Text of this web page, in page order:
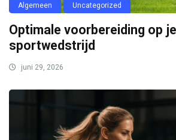
Algemeen Uncategorized
Optimale voorbereiding op
sportwedstrijd
juni 29, 2026